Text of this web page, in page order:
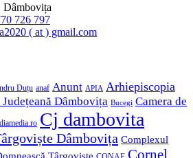
Dâmbovița
726 797Opens
in
( at ) gmail.comOpens
Duțu anaf Anunt APIA Arhiepiscopia
Dâmbovița Bucegi Camera de
Cj dambovita
Dâmbovița Complexul
Cornel